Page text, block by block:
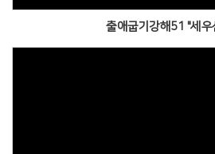
출애굽기강해51 "세우